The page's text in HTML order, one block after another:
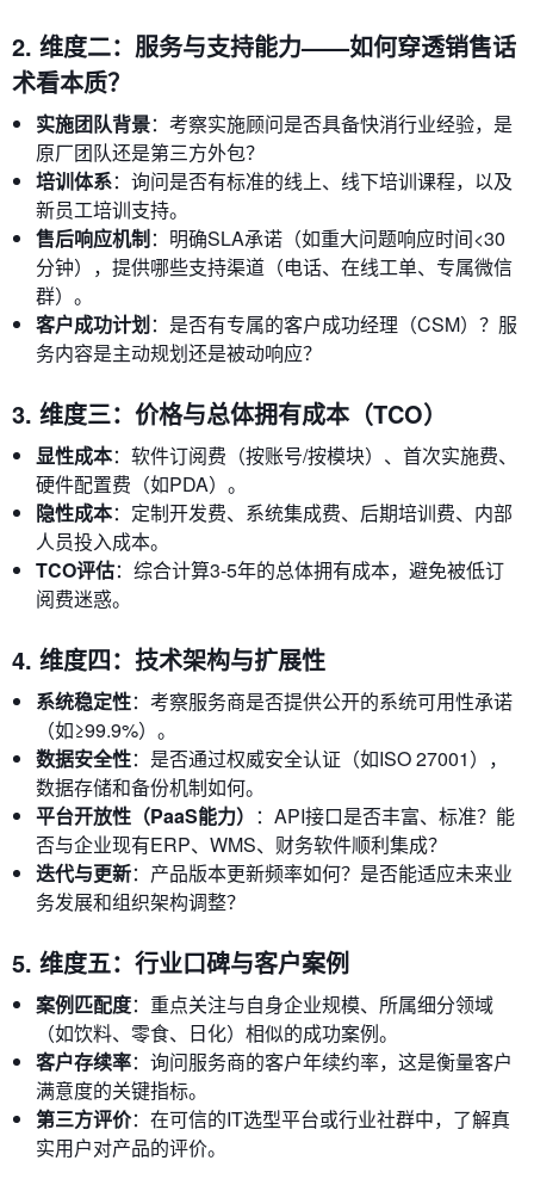
2. 维度二：服务与支持能力——如何穿透销售话
术看本质？
实施团队背景：考察实施顾问是否具备快消行业经验，是
原厂团队还是第三方外包？
培训体系：询问是否有标准的线上、线下培训课程，以及
新员工培训支持。
售后响应机制：明确SLA承诺（如重大问题响应时间<30
分钟），提供哪些支持渠道（电话、在线工单、专属微信
群）。
客户成功计划：是否有专属的客户成功经理（CSM）？服
务内容是主动规划还是被动响应？
3. 维度三：价格与总体拥有成本（TCO）
显性成本：软件订阅费（按账号/按模块）、首次实施费、
硬件配置费（如PDA）。
隐性成本：定制开发费、系统集成费、后期培训费、内部
人员投入成本。
TCO评估：综合计算3-5年的总体拥有成本，避免被低订
阅费迷惑。
4. 维度四：技术架构与扩展性
系统稳定性：考察服务商是否提供公开的系统可用性承诺
（如≥99.9%）。
数据安全性：是否通过权威安全认证（如ISO 27001），
数据存储和备份机制如何。
平台开放性（PaaS能力） ：API接口是否丰富、标准？能
否与企业现有ERP、WMS、财务软件顺利集成？
迭代与更新：产品版本更新频率如何？是否能适应未来业
务发展和组织架构调整？
5. 维度五：行业口碑与客户案例
案例匹配度：重点关注与自身企业规模、所属细分领域
（如饮料、零食、日化）相似的成功案例。
客户存续率：询问服务商的客户年续约率，这是衡量客户
满意度的关键指标。
第三方评价：在可信的IT选型平台或行业社群中，了解真
实用户对产品的评价。